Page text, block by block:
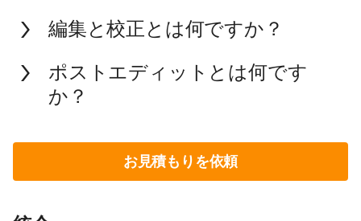
編集と校正とは何ですか？
ポストエディットとは何です
か？
お見積もりを依頼